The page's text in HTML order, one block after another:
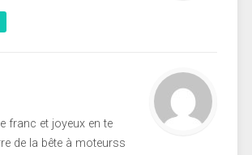
franc et joyeux en te
de la bête à moteurss